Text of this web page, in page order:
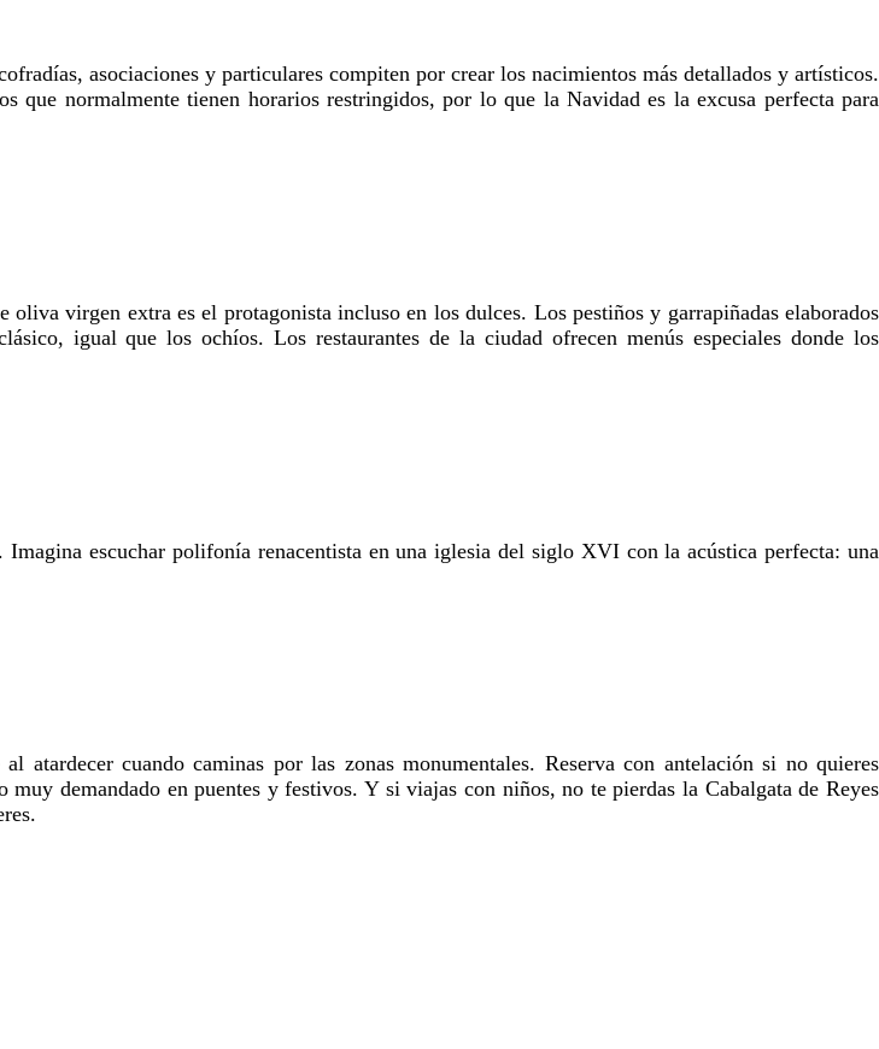
asociaciones y particulares compiten por crear los nacimientos más detallados y artísticos.
que normalmente tienen horarios restringidos, por lo que la Navidad es la excusa perfecta para
virgen extra es el protagonista incluso en los dulces. Los pestiños y garrapiñadas elaborados
igual que los ochíos. Los restaurantes de la ciudad ofrecen menús especiales donde los
escuchar polifonía renacentista en una iglesia del siglo XVI con la acústica perfecta: una
atardecer cuando caminas por las zonas monumentales. Reserva con antelación si no quieres
muy demandado en puentes y festivos. Y si viajas con niños, no te pierdas la Cabalgata de Reyes